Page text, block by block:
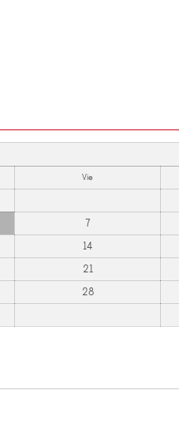
Vie
7
14
21
28